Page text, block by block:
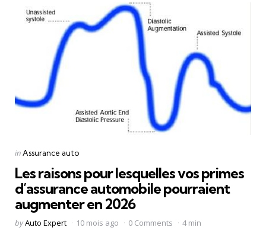
Categories
Posted
inAssurance auto
Les raisons pour lesquelles vos primes
d’assurance automobile pourraient
augmenter en 2026
Posted
byAuto Expert 10 mois ago 0 Comments 4 min